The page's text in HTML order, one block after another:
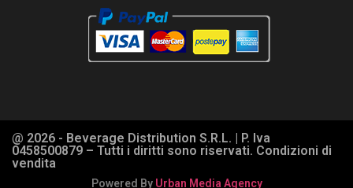
@ 2026 - Beverage Distribution S.R.L. | P. Iva
0458500879 – Tutti i diritti sono riservati. Condizioni di
vendita
Powered By Urban Media Agency